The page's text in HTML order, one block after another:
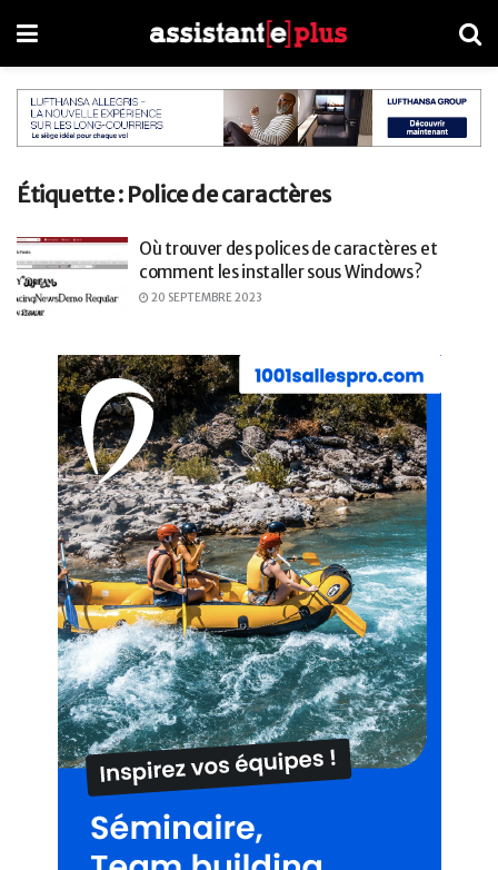
Étiquette : Police de caractères
Où trouver des polices de caractères et
comment les installer sous Windows ?
20 SEPTEMBRE 2023